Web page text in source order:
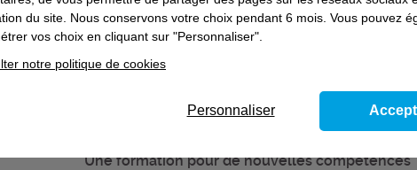
l'électricité aient été effectués, quand le chantier est
stages en entreprise sont très importants pour
m’a permis de me rendre compte de la différence
et la vraie vie ! », affirme François Billot. Si ses
il déclare avoir eu des difficultés à les trouver : «
Une formation pour de nouvelles compétences
du site. Nous conservons votre choix pendant 6 mois. Vous pouvez
vos choix en cliquant sur "Personnaliser".
notre politique de cookies
Personnaliser